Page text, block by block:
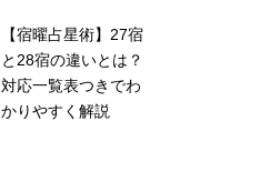
【宿曜占星術】27宿
と28宿の違いとは？
対応一覧表つきでわ
かりやすく解説